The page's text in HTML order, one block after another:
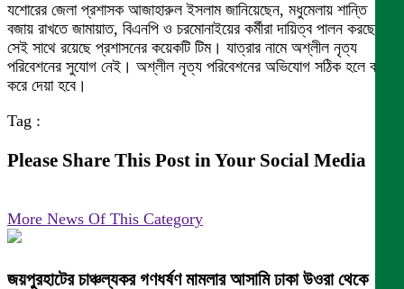
যশোরের জেলা প্রশাসক আজাহারুল ইসলাম জানিয়েছেন, মধুমেলায় শান্তি
বজায় রাখতে জামায়াত, বিএনপি ও চরমোনাইয়ের কর্মীরা দায়িত্ব পালন করছেন।
সেই সাথে রয়েছে প্রশাসনের কয়েকটি টিম। যাত্রার নামে অশ্লীল নৃত্য
পরিবেশনের সুযোগ নেই। অশ্লীল নৃত্য পরিবেশনের অভিযোগ সঠিক হলে বন্ধ
করে দেয়া হবে।
Tag :
Please Share This Post in Your Social Media
More News Of This Category
জয়পুরহাটের চাঞ্চল্যকর গণধর্ষণ মামলার আসামি ঢাকা উওরা থেকে